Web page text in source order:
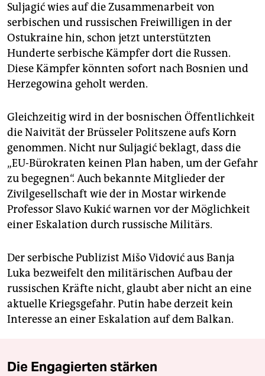
Suljagić wies auf die Zusammenarbeit von
serbischen und russischen Freiwilligen in der
Ostukraine hin, schon jetzt unterstützten
Hunderte serbische Kämpfer dort die Russen.
Diese Kämpfer könnten sofort nach Bosnien und
Herzegowina geholt werden.
Gleichzeitig wird in der bosnischen Öffentlichkeit
die Nai­vität der Brüsseler Politszene aufs Korn
genommen. Nicht nur Suljagić beklagt, dass die
„EU-Bürokraten keinen Plan haben, um der Gefahr
zu begegnen“. Auch bekannte Mitglieder der
Zivilgesellschaft wie der in Mostar wirkende
Professor Slavo Kukić warnen vor der Möglichkeit
einer Eskalation durch russische Militärs.
Der serbische Publizist Mišo Vidović aus Banja
Luka bezweifelt den militärischen Aufbau der
russischen Kräfte nicht, glaubt aber nicht an eine
aktuelle Kriegsgefahr. Putin habe derzeit kein
Interesse an einer Eskalation auf dem Balkan.
Die Engagierten stärken